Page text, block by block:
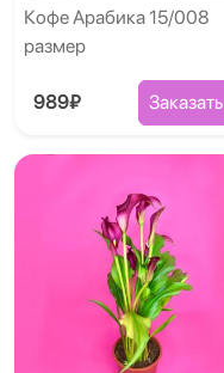
Кофе Арабика 15/008
размер
989₽ Заказать